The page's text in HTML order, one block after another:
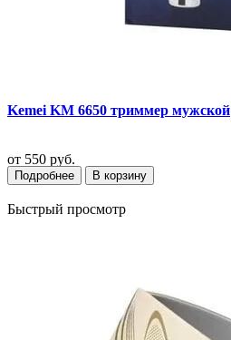
Kemei KM 6650 триммер мужской
от 550 руб.
Подробнее В корзину
Быстрый просмотр